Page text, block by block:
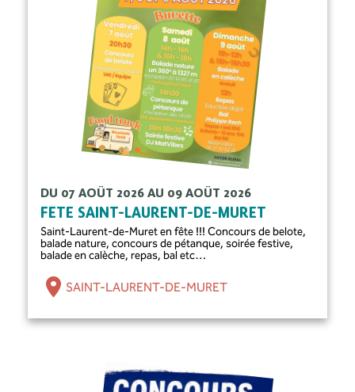
DU 07 AOÛT 2026 AU 09 AOÛT 2026
FÊTE SAINT-LAURENT-DE-MURET
Saint-Laurent-de-Muret en fête !!! Concours de belote,
balade nature, concours de pétanque, soirée festive,
balade en calèche, repas, bal etc…
SAINT-LAURENT-DE-MURET